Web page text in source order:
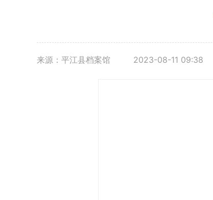
来源：平江县档案馆 2023-08-11 09:38